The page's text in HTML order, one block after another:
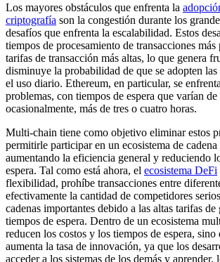
Los mayores obstáculos que enfrenta la
criptografía son la congestión durante los
desafíos que enfrenta la escalabilidad. Estos
tiempos de procesamiento de transacciones
tarifas de transacción más altas, lo que genera
disminuye la probabilidad de que se adopten
el uso diario. Ethereum, en particular, se
problemas, con tiempos de espera que varían
ocasionalmente, más de tres o cuatro horas.
Multi-chain tiene como objetivo eliminar estos
permitirle participar en un ecosistema de cadena
aumentando la eficiencia general y reduciendo
espera. Tal como está ahora, el ecosistema DeFi
flexibilidad, prohíbe transacciones entre
efectivamente la cantidad de competidores
cadenas importantes debido a las altas tarifas
tiempos de espera. Dentro de un ecosistema
reducen los costos y los tiempos de espera, sino
aumenta la tasa de innovación, ya que los
acceder a los sistemas de los demás y aprender,